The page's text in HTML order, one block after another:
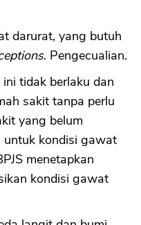
darurat, yang butuh
. Pengecualian.
tidak berlaku dan
sakit tanpa perlu
yang belum
untuk kondisi gawat
menetapkan
kondisi gawat